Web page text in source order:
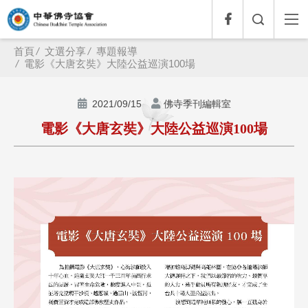
首頁 文選分享
專題報導
電影《大唐玄奘》大陸公益巡演100場
2021/09/15 佛寺季刊編輯室
電影《大唐玄奘》大陸公益巡演100場